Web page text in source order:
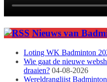
Nieuws van
Loting WK Badminton
Wie gaat de nieuwe
draaien? 04-08-2026
Wereldranglijst